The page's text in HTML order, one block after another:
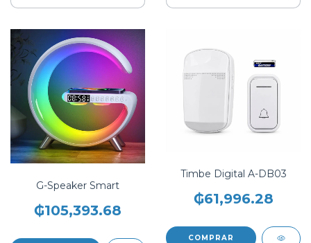
G-Speaker Smart
₲105,393.68
Timbe Digital A-DB03
₲61,996.28
COMPRAR